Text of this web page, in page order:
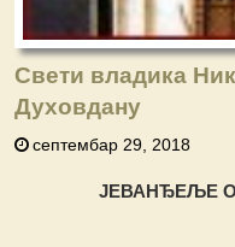
Свети владика
Духовдану
септембар 29, 2018
ЈЕВАНЂЕЉЕ